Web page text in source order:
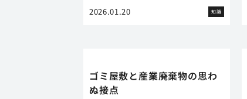
2026.01.20 知識
ゴミ屋敷と産業廃棄物の思わ
ぬ接点